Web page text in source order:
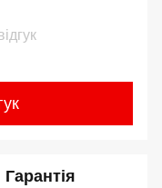
Гарантія